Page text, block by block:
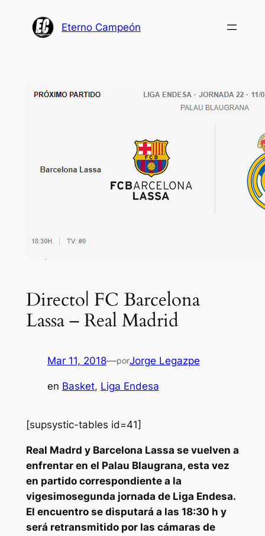
Eterno Campeón
Directo| FC Barcelona
Lassa – Real Madrid
Mar 11, 2018—porJorge Legazpe
en Basket, Liga Endesa
[supsystic-tables id=41]
Real Madrd y Barcelona Lassa se vuelven a
enfrentar en el Palau Blaugrana, esta vez
en partido correspondiente a la
vigesimosegunda jornada de Liga Endesa.
El encuentro se disputará a las 18:30 h y
será retransmitido por las cámaras de